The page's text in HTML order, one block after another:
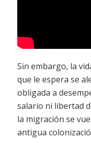
Sin embargo, la
que le espera se
obligada a
salario ni libertad
la migración se
antigua